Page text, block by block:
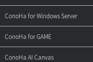
用語集
お問い合わせ
ご利用ガイド
お乗り換えガイド
サポートトップ
ご利用ガイド
ConoHa for Windows Server
サポートトップ
ご利用ガイド
ConoHa for GAME
サポートトップ
ConoHa AI Canvas